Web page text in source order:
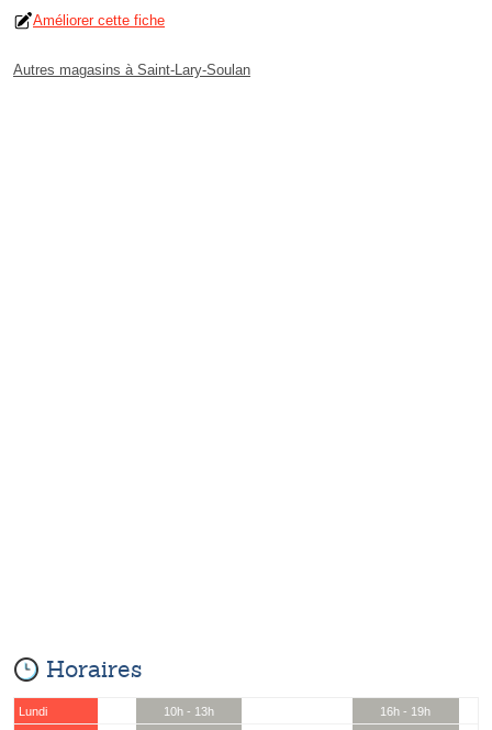
Améliorer cette fiche
Autres magasins à Saint-Lary-Soulan
Horaires
Lundi 10h - 13h
16h - 19h